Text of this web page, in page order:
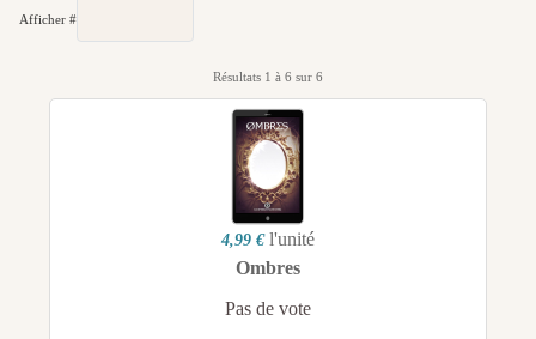
Afficher #
Résultats 1 à 6 sur 6
4,99 € l'unité
Ombres
Pas de vote